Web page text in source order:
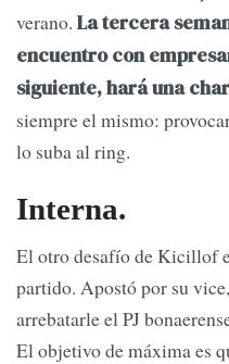
verano. La tercera
encuentro con
siguiente, hará una
siempre el mismo:
lo suba al ring.
Interna.
El otro desafío de Kicillof
partido. Apostó por su
arrebatarle el PJ
El objetivo de máxima es